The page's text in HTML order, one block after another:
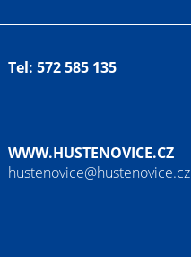
Tel: 572 585 135
WWW.HUSTENOVICE.CZ
hustenovice@hustenovice.cz